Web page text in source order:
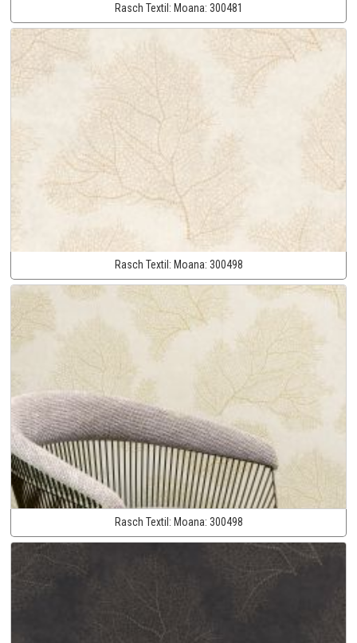
Rasch Textil: Moana: 300481
Rasch Textil: Moana: 300498
Rasch Textil: Moana: 300498